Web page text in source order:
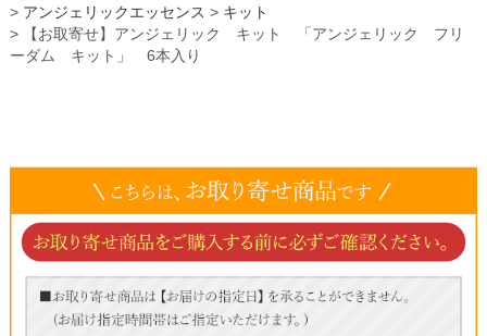
アンジェリックエッセンス
キット
【お取寄せ】アンジェリック キット 「アンジェリック フリ
ーダム キット」 6本入り